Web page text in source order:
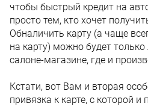
чтобы быстрый кредит на
просто тем, кто хочет
Обналичить карту (а чаще
на карту) можно будет
салоне-магазине, где и
Кстати, вот Вам и вторая
привязка к карте, с которой и